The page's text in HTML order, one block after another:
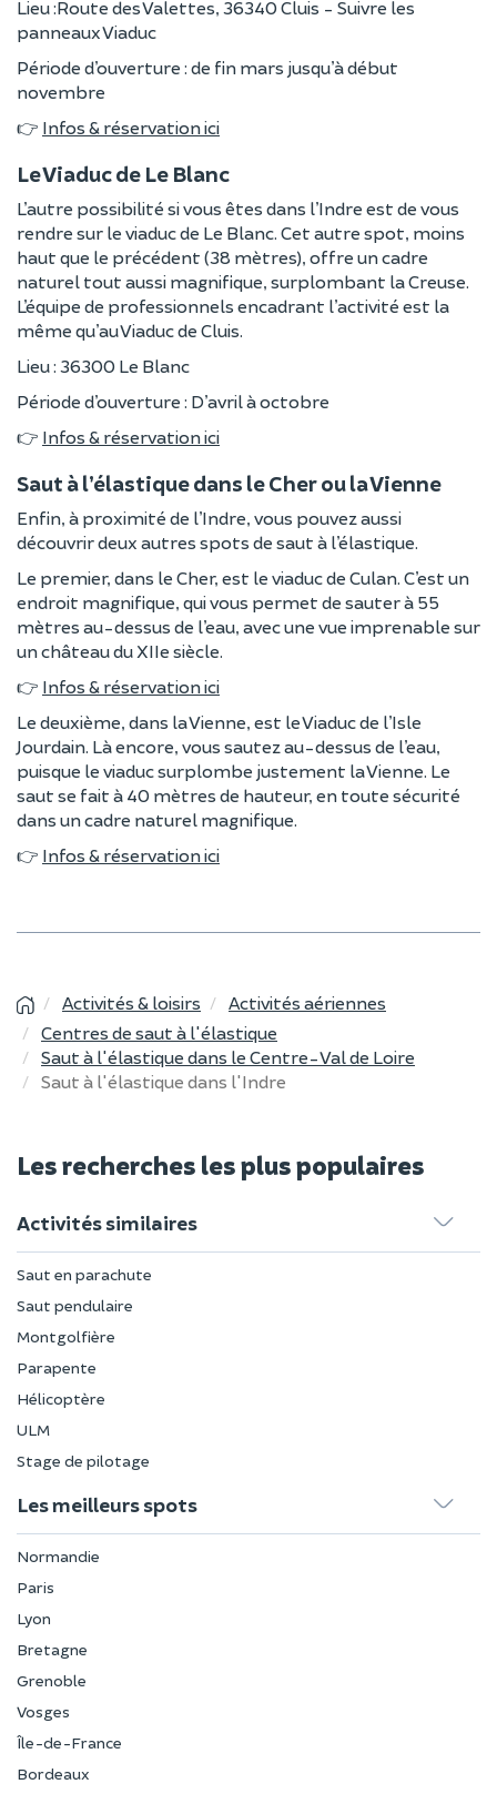
Lieu :Route des Valettes, 36340 Cluis - Suivre les
panneaux Viaduc
Période d’ouverture : de fin mars jusqu’à début
novembre
👉 Infos & réservation ici
Le Viaduc de Le Blanc
L’autre possibilité si vous êtes dans l’Indre est de vous
rendre sur le viaduc de Le Blanc. Cet autre spot, moins
haut que le précédent (38 mètres), offre un cadre
naturel tout aussi magnifique, surplombant la Creuse.
L’équipe de professionnels encadrant l’activité est la
même qu’au Viaduc de Cluis.
Lieu : 36300 Le Blanc
Période d’ouverture : D’avril à octobre
👉 Infos & réservation ici
Saut à l’élastique dans le Cher ou la Vienne
Enfin, à proximité de l’Indre, vous pouvez aussi
découvrir deux autres spots de saut à l’élastique.
Le premier, dans le Cher, est le viaduc de Culan. C’est un
endroit magnifique, qui vous permet de sauter à 55
mètres au-dessus de l’eau, avec une vue imprenable sur
un château du XIIe siècle.
👉 Infos & réservation ici
Le deuxième, dans la Vienne, est le Viaduc de l’Isle
Jourdain. Là encore, vous sautez au-dessus de l’eau,
puisque le viaduc surplombe justement la Vienne. Le
saut se fait à 40 mètres de hauteur, en toute sécurité
dans un cadre naturel magnifique.
👉 Infos & réservation ici
Activités & loisirs
Activités aériennes
Centres de saut à l'élastique
Saut à l'élastique dans le Centre-Val de Loire
Saut à l'élastique dans l'Indre
Les recherches les plus populaires
Activités similaires
Saut en parachute
Saut pendulaire
Montgolfière
Parapente
Hélicoptère
ULM
Stage de pilotage
Les meilleurs spots
Normandie
Paris
Lyon
Bretagne
Grenoble
Vosges
Île-de-France
Bordeaux